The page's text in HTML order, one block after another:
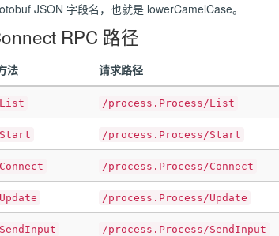
JSON 字段名，也就是 lowerCamelCase。
RPC 路径
法 请求路径
List /process.Process/List
Start /process.Process/Start
Connect /process.Process/Connect
Update /process.Process/Update
SendInput /process.Process/SendInput